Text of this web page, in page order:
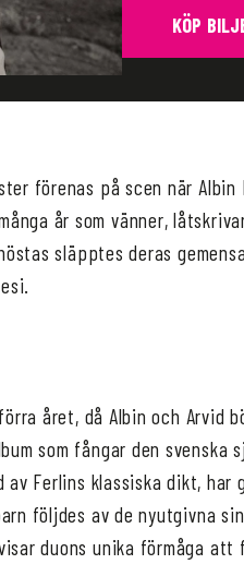
KÖP
förenas på scen när
år som vänner,
släpptes deras
året, då Albin och Arvid
som fångar den svenska
av Ferlins klassiska dikt,
följdes av de nyutgivna
duons unika förmåga